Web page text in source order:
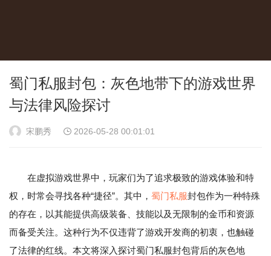
蜀门私服封包：灰色地带下的游戏世界
与法律风险探讨
宋鹏秀 2026-05-28 00:01:01
在虚拟游戏世界中，玩家们为了追求极致的游戏体验和特
权，时常会寻找各种“捷径”。其中， 蜀门私服封包作为一种特殊
的存在，以其能提供高级装备、技能以及无限制的金币和资源
而备受关注。这种行为不仅违背了游戏开发商的初衷，也触碰
了法律的红线。本文将深入探讨蜀门私服封包背后的灰色地